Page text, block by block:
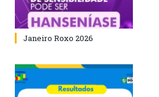
Janeiro Roxo 2026